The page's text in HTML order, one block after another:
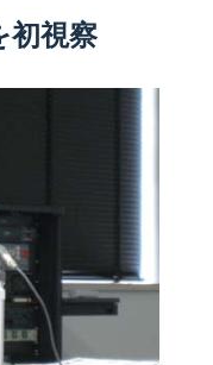
初視察